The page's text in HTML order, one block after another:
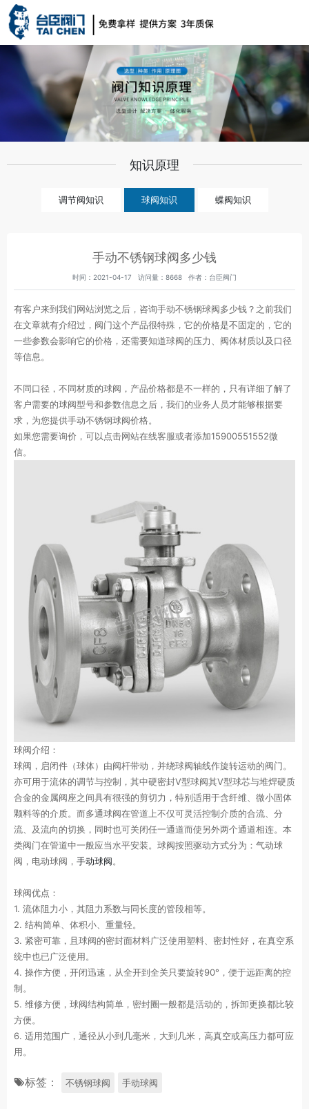
知识原理
调节阀知识 球阀知识 蝶阀知识
手动不锈钢球阀多少钱
时间：2021-04-17 访问量：8668 作者：台臣阀门
有客户来到我们网站浏览之后，咨询手动不锈钢球阀多少钱？之前我们
在文章就有介绍过，阀门这个产品很特殊，它的价格是不固定的，它的
一些参数会影响它的价格，还需要知道球阀的压力、阀体材质以及口径
等信息。
不同口径，不同材质的球阀，产品价格都是不一样的，只有详细了解了
客户需要的球阀型号和参数信息之后，我们的业务人员才能够根据要
求，为您提供手动不锈钢球阀价格。
如果您需要询价，可以点击网站在线客服或者添加15900551552微
信。
球阀介绍：
球阀，启闭件（球体）由阀杆带动，并绕球阀轴线作旋转运动的阀门。
亦可用于流体的调节与控制，其中硬密封V型球阀其V型球芯与堆焊硬质
合金的金属阀座之间具有很强的剪切力，特别适用于含纤维、微小固体
颗料等的介质。而多通球阀在管道上不仅可灵活控制介质的合流、分
流、及流向的切换，同时也可关闭任一通道而使另外两个通道相连。本
类阀门在管道中一般应当水平安装。球阀按照驱动方式分为：气动球
阀，电动球阀， 手动球阀。
球阀优点：
1. 流体阻力小，其阻力系数与同长度的管段相等。
2. 结构简单、体积小、重量轻。
3. 紧密可靠，且球阀的密封面材料广泛使用塑料、密封性好，在真空系
统中也已广泛使用。
4. 操作方便，开闭迅速，从全开到全关只要旋转90°，便于远距离的控
制。
5. 维修方便，球阀结构简单，密封圈一般都是活动的，拆卸更换都比较
方便。
6. 适用范围广，通径从小到几毫米，大到几米，高真空或高压力都可应
用。
标签： 不锈钢球阀 手动球阀